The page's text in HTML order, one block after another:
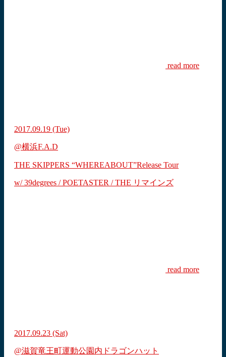
read more
2017.09.19 (Tue)
@横浜F.A.D
THE SKIPPERS “WHEREABOUT”Release Tour
w/ 39degrees / POETASTER / THE リマインズ
read more
2017.09.23 (Sat)
@滋賀竜王町運動公園内ドラゴンハット